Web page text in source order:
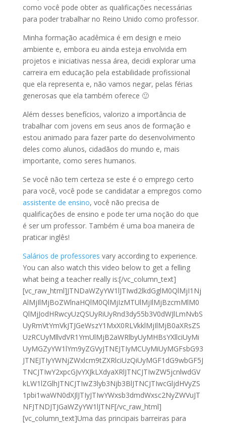
como você pode obter as qualificações necessárias
para poder trabalhar no Reino Unido como professor.
Minha formação acadêmica é em design e meio
ambiente e, embora eu ainda esteja envolvida em
projetos e iniciativas nessa área, decidi explorar uma
carreira em educação pela estabilidade profissional
que ela representa e, não vamos negar, pelas férias
generosas que ela também oferece 🙂
Além desses benefícios, valorizo a importância de
trabalhar com jovens em seus anos de formação e
estou animado para fazer parte do desenvolvimento
deles como alunos, cidadãos do mundo e, mais
importante, como seres humanos.
Se você não tem certeza se este é o emprego certo
para você, você pode se candidatar a empregos como
assistente de ensino, você não precisa de
qualificações de ensino e pode ter uma noção do que
é ser um professor. Também é uma boa maneira de
praticar inglês!
Salários de professores vary according to experience.
You can also watch this video below to get a felling
what being a teacher really is:[/vc_column_text]
[vc_raw_html]JTNDaWZyYW1lJTIwd2lkdGglM0QlMjI1Nj
AlMjIlMjBoZWlnaHQlM0QlMjIzMTUlMjIlMjBzcmMlM0
QlMjJodHRwcyUzQSUyRiUyRnd3dy55b3V0dWJlLmNvbS
UyRmVtYmVkJTJGeWszY1MxX0RLVkklMjIlMjB0aXRsZS
UzRCUyMllvdVR1YmUlMjB2aWRlbyUyMHBsYXllciUyMi
UyMGZyYW1lYm9yZGVyJTNEJTIyMCUyMiUyMGFsbG93
JTNEJTIyYWNjZWxlcm9tZXRlciUzQiUyMGF1dG9wbGF5J
TNCJTIwY2xpcGJvYXJkLXdyaXRlJTNCJTIwZW5jcnlwdGV
kLW1lZGlhJTNCJTIwZ3lyb3Njb3BlJTNCJTIwcGljdHVyZS
1pbi1waWN0dXJlJTIyJTIwYWxsb3dmdWxsc2NyZWVuJT
NFJTNDJTJGaWZyYW1lJTNF[/vc_raw_html]
[vc_column_text]Uma das principais barreiras para